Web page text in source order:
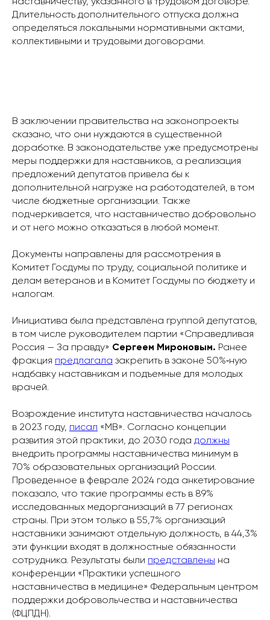
наставничеству, указанного в трудовом договоре.
Длительность дополнительного отпуска должна
определяться локальными нормативными актами,
коллективными и трудовыми договорами.
В заключении правительства на законопроекты
сказано, что они нуждаются в существенной
доработке. В законодательстве уже предусмотрены
меры поддержки для наставников, а реализация
предложений депутатов привела бы к
дополнительной нагрузке на работодателей, в том
числе бюджетные организации. Также
подчеркивается, что наставничество добровольно
и от него можно отказаться в любой момент.
Документы направлены для рассмотрения в
Комитет Госдумы по труду, социальной политике и
делам ветеранов и в Комитет Госдумы по бюджету и
налогам.
Инициатива была представлена группой депутатов,
в том числе руководителем партии «Справедливая
Россия — За правду» Сергеем Мироновым. Ранее
фракция предлагала закрепить в законе 50%‑ную
надбавку наставникам и подъемные для молодых
врачей.
Возрождение института наставничества началось
в 2023 году, писал «МВ». Согласно концепции
развития этой практики, до 2030 года должны
внедрить программы наставничества минимум в
70% образовательных организаций России.
Проведенное в феврале 2024 года анкетирование
показало, что такие программы есть в 89%
исследованных медорганизаций в 77 регионах
страны. При этом только в 55,7% организаций
наставники занимают отдельную должность, в 44,3%
эти функции входят в должностные обязанности
сотрудника. Результаты были представлены на
конференции «Практики успешного
наставничества в медицине» Федеральным центром
поддержки добровольчества и наставничества
(ФЦПДН).